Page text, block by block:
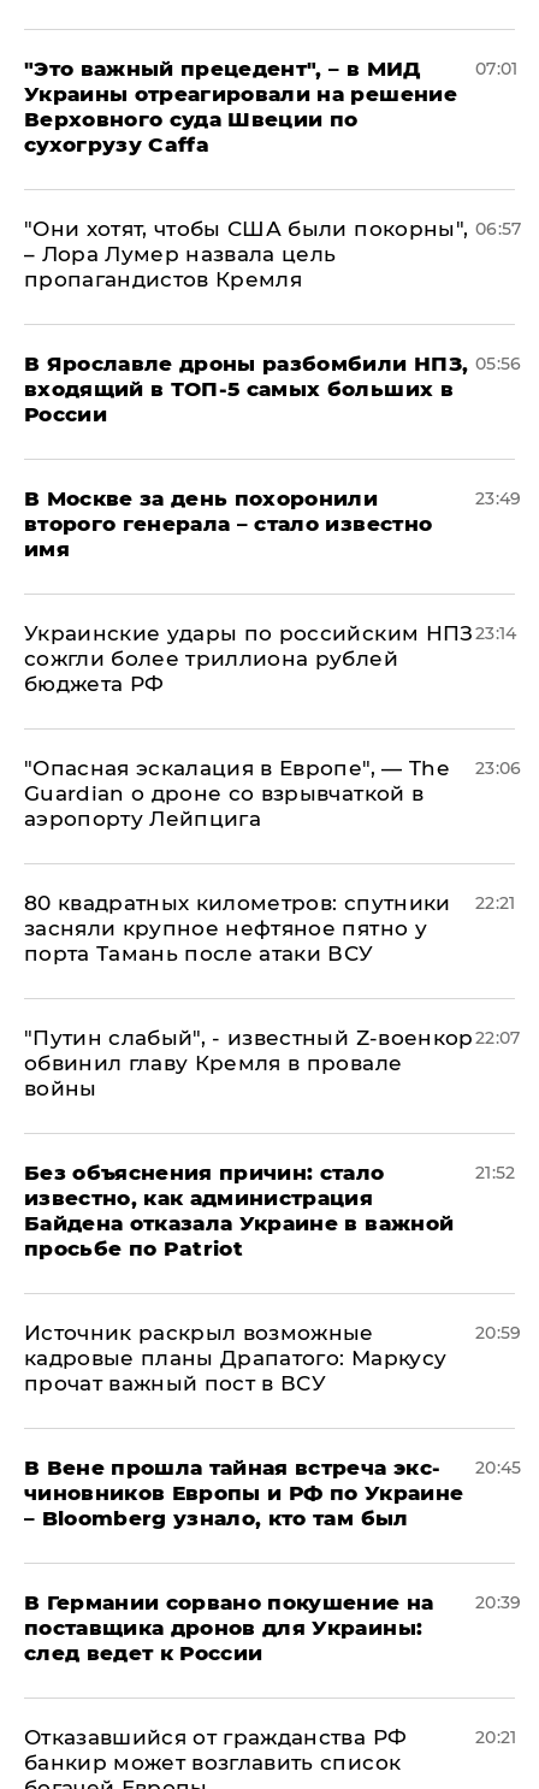
"Это важный прецедент", – в МИД
Украины отреагировали на решение
Верховного суда Швеции по
сухогрузу Caffa
07:01
"Они хотят, чтобы США были покорны",
– Лора Лумер назвала цель
пропагандистов Кремля
06:57
В Ярославле дроны разбомбили НПЗ,
входящий в ТОП-5 самых больших в
России
05:56
В Москве за день похоронили
второго генерала – стало известно
имя
23:49
Украинские удары по российским НПЗ
сожгли более триллиона рублей
бюджета РФ
23:14
"Опасная эскалация в Европе", — The
Guardian о дроне со взрывчаткой в
аэропорту Лейпцига
23:06
80 квадратных километров: спутники
засняли крупное нефтяное пятно у
порта Тамань после атаки ВСУ
22:21
​"Путин слабый", - известный Z-военкор
обвинил главу Кремля в провале
войны
22:07
Без объяснения причин: стало
известно, как администрация
Байдена отказала Украине в важной
просьбе по Patriot
21:52
​Источник раскрыл возможные
кадровые планы Драпатого: Маркусу
прочат важный пост в ВСУ
20:59
В Вене прошла тайная встреча экс-
чиновников Европы и РФ по Украине
– Bloomberg узнало, кто там был
20:45
​В Германии сорвано покушение на
поставщика дронов для Украины:
след ведет к России
20:39
Отказавшийся от гражданства РФ
банкир может возглавить список
20:21